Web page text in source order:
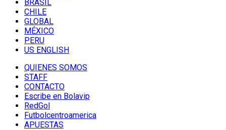
BRASIL
CHILE
GLOBAL
MÉXICO
PERU
US ENGLISH
QUIENES SOMOS
STAFF
CONTACTO
Escribe en Bolavip
RedGol
Futbolcentroamerica
APUESTAS